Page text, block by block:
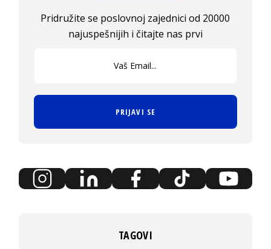
Pridružite se poslovnoj zajednici od 20000
najuspešnijih i čitajte nas prvi
PRIJAVI SE
TAGOVI